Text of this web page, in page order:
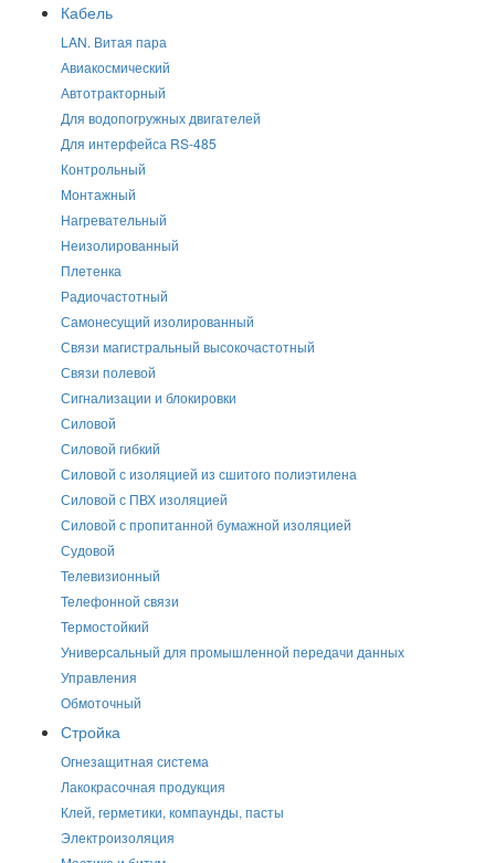
Кабель
LAN. Витая пара
Авиакосмический
Автотракторный
Для водопогружных двигателей
Для интерфейса RS-485
Контрольный
Монтажный
Нагревательный
Неизолированный
Плетенка
Радиочастотный
Самонесущий изолированный
Связи магистральный высокочастотный
Связи полевой
Сигнализации и блокировки
Силовой
Силовой гибкий
Силовой с изоляцией из сшитого полиэтилена
Силовой с ПВХ изоляцией
Силовой с пропитанной бумажной изоляцией
Судовой
Телевизионный
Телефонной связи
Термостойкий
Универсальный для промышленной передачи данных
Управления
Обмоточный
Стройка
Огнезащитная система
Лакокрасочная продукция
Клей, герметики, компаунды, пасты
Электроизоляция